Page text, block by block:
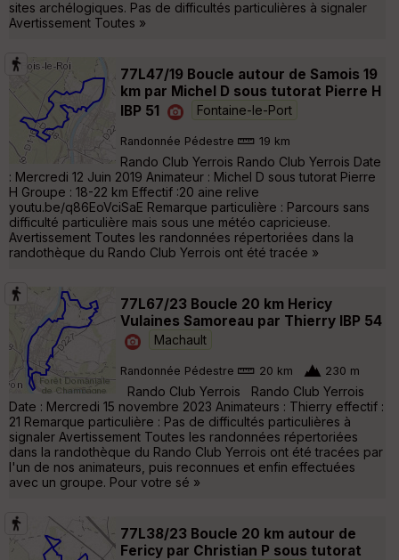
sites archélogiques. Pas de difficultés particulières à signaler
Avertissement Toutes »
77L47/19 Boucle autour de Samois 19
km par Michel D sous tutorat Pierre H
IBP 51
Fontaine-le-Port
Randonnée Pédestre 19 km
Rando Club Yerrois Rando Club Yerrois Date
: Mercredi 12 Juin 2019 Animateur : Michel D sous tutorat Pierre
H Groupe : 18-22 km Effectif :20 aine relive
youtu.be/q86EoVciSaE Remarque particulière : Parcours sans
difficulté particulière mais sous une météo capricieuse.
Avertissement Toutes les randonnées répertoriées dans la
randothèque du Rando Club Yerrois ont été tracée »
77L67/23 Boucle 20 km Hericy
Vulaines Samoreau par Thierry IBP 54
Machault
Randonnée Pédestre 20 km 230 m
Rando Club Yerrois Rando Club Yerrois
Date : Mercredi 15 novembre 2023 Animateurs : Thierry effectif :
21 Remarque particulière : Pas de difficultés particulières à
signaler Avertissement Toutes les randonnées répertoriées
dans la randothèque du Rando Club Yerrois ont été tracées par
l'un de nos animateurs, puis reconnues et enfin effectuées
avec un groupe. Pour votre sé »
77L38/23 Boucle 20 km autour de
Fericy par Christian P sous tutorat